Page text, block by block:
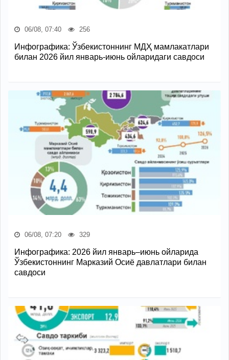
06/08, 07:40 256
Инфографика: Ўзбекистоннинг МДҲ мамлакатлари
билан 2026 йил январь-июнь ойларидаги савдоси
06/08, 07:20 329
Инфографика: 2026 йил январь–июнь ойларида
Ўзбекистоннинг Марказий Осиё давлатлари билан
савдоси